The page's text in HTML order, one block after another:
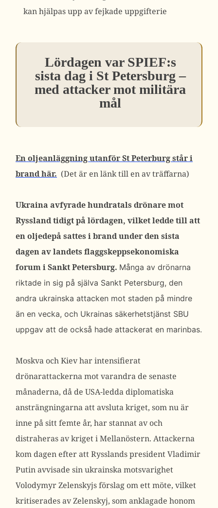
kan hjälpas upp av fejkade uppgifterie
Lördagen var SPIEF:s
sista dag i St Petersburg –
med attacker mot militära
mål
En oljeanläggning utanför St Peterburg står i
brand här. (Det är en länk till en av träffarna)
Ukraina avfyrade hundratals drönare mot
Ryssland tidigt på lördagen, vilket ledde till att
en oljedepå sattes i brand under den sista
dagen av landets flaggskeppsekonomiska
forum i Sankt Petersburg. Många av drönarna
riktade in sig på själva Sankt Petersburg, den
andra ukrainska attacken mot staden på mindre
än en vecka, och Ukrainas säkerhetstjänst SBU
uppgav att de också hade attackerat en marinbas.
Moskva och Kiev har intensifierat
drönarattackerna mot varandra de senaste
månaderna, då de USA-ledda diplomatiska
ansträngningarna att avsluta kriget, som nu är
inne på sitt femte år, har stannat av och
distraheras av kriget i Mellanöstern. Attackerna
kom dagen efter att Rysslands president Vladimir
Putin avvisade sin ukrainska motsvarighet
Volodymyr Zelenskyjs förslag om ett möte, vilket
kritiserades av Zelenskyj, som anklagade honom